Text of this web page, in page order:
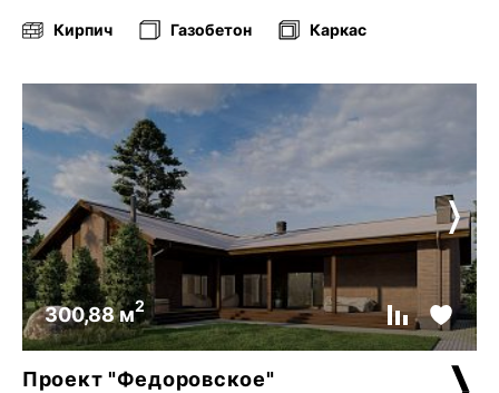
Кирпич Газобетон Каркас
300,88 м2
Проект "Федоровское"